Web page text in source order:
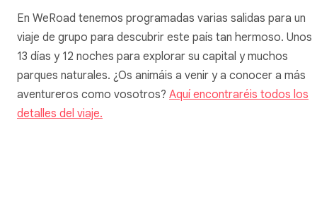
En WeRoad tenemos programadas varias salidas para un
viaje de grupo para descubrir este país tan hermoso. Unos
13 días y 12 noches para explorar su capital y muchos
parques naturales. ¿Os animáis a venir y a conocer a más
aventureros como vosotros? Aquí encontraréis todos los
detalles del viaje.